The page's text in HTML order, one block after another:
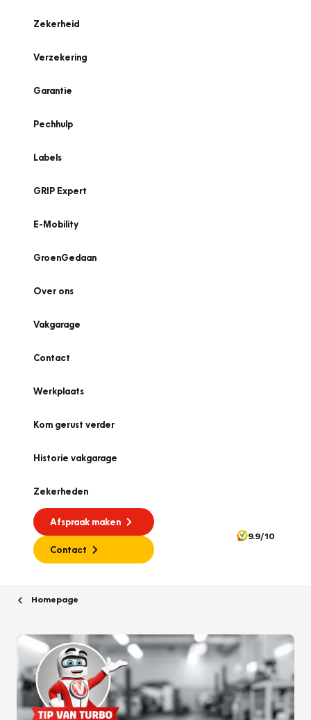
Zekerheid
Verzekering
Garantie
Pechhulp
Labels
GRIP Expert
E-Mobility
GroenGedaan
Over ons
Vakgarage
Contact
Werkplaats
Kom gerust verder
Historie vakgarage
Zekerheden
Afspraak maken
Contact
9.9/10
Homepage